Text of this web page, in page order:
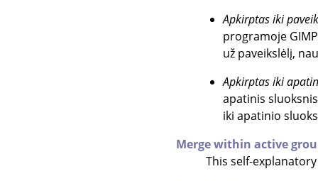
Apkirptas iki
programoje GIMP
už paveikslėlį,
Apkirptas iki
apatinis
iki apatinio
Merge within active
This self-